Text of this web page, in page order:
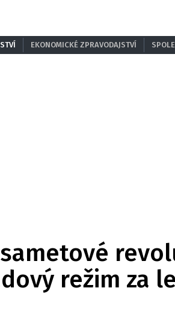
EKONOMICKÉ ZPRAVODAJSTVÍ
režim za